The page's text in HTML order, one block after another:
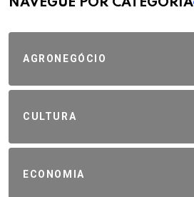
AGRONEGÓCIO
CULTURA
ECONOMIA